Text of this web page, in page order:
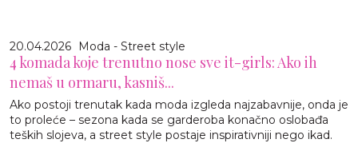
20.04.2026 Moda - Street style
4 komada koje trenutno nose sve it-girls: Ako ih
nemaš u ormaru, kasniš...
Ako postoji trenutak kada moda izgleda najzabavnije, onda je
to proleće – sezona kada se garderoba konačno oslobađa
teških slojeva, a street style postaje inspirativniji nego ikad.